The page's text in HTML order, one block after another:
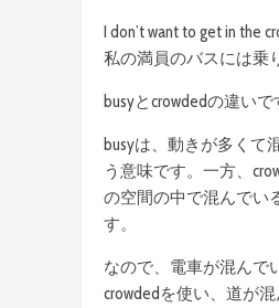
I don’t want to get in the
私の満員のバスには乗
busyとcrowdedの違いで
busyは、動きが多くて
う意味です。一方、
の空間の中で混んでい
す。
なので、電車が混んで
crowdedを使い、道が